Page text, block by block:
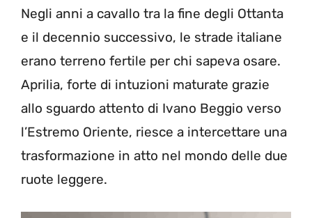
Negli anni a cavallo tra la fine degli Ottanta
e il decennio successivo, le strade italiane
erano terreno fertile per chi sapeva osare.
Aprilia, forte di intuzioni maturate grazie
allo sguardo attento di Ivano Beggio verso
l’Estremo Oriente, riesce a intercettare una
trasformazione in atto nel mondo delle due
ruote leggere.